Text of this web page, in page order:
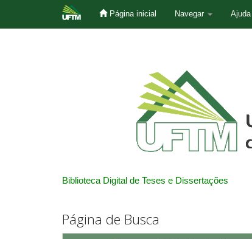
Página inicial Navegar Ajuda
Biblioteca Digital de Teses e Dissertações
Página de Busca